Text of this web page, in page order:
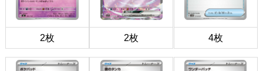
2枚 2枚 4枚